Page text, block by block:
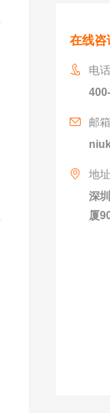
在线咨
电话
邮箱
地址
深
厦